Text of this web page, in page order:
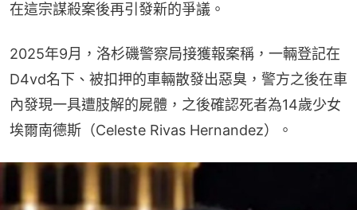
在這宗謀殺案後再引發新的爭議。
2025年9月，洛杉磯警察局接獲報案稱，一輛登記在
D4vd名下、被扣押的車輛散發出惡臭，警方之後在車
內發現一具遭肢解的屍體，之後確認死者為14歲少女
埃爾南德斯（Celeste Rivas Hernandez）。